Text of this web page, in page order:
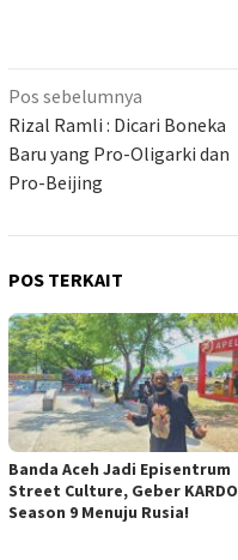
Navigasi
pos
Pos sebelumnya
Rizal Ramli : Dicari Boneka
Baru yang Pro-Oligarki dan
Pro-Beijing
POS TERKAIT
Banda Aceh Jadi Episentrum
Street Culture, Geber KARDO
Season 9 Menuju Rusia!